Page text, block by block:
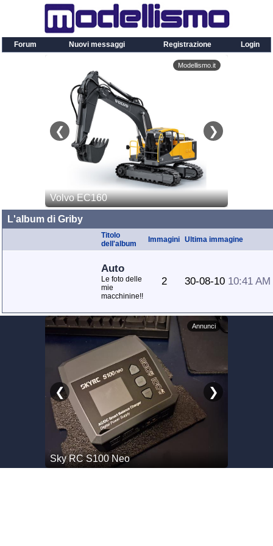
Forum Nuovi messaggi Registrazione Login
L'album di Griby
Titolo
dell'album
Immagini Ultima immagine
Auto
Le foto delle
mie
macchinine!!
2 30-08-10 10:41 AM